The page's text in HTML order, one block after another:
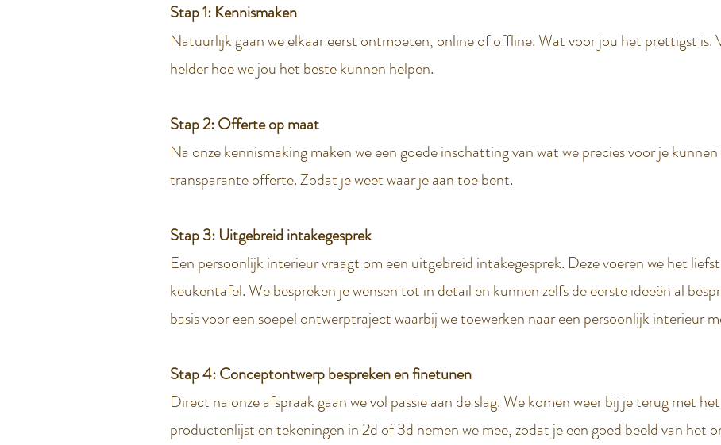
Stap 1: Kennismaken
Natuurlijk gaan we elkaar eerst ontmoeten, online of offline. Wat voor jou het prettigst is.
helder hoe we jou het beste kunnen helpen.
Stap 2: Offerte op maat
Na onze kennismaking maken we een goede inschatting van wat we precies voor je
transparante offerte. Zodat je weet waar je aan toe bent.
Stap 3: Uitgebreid intakegesprek
Een persoonlijk interieur vraagt om een uitgebreid intakegesprek. Deze voeren we het
keukentafel. We bespreken je wensen tot in detail en kunnen zelfs de eerste ideeën al
basis voor een soepel ontwerptraject waarbij we toewerken naar een persoonlijk interieur
Stap 4: Conceptontwerp bespreken en finetunen
Direct na onze afspraak gaan we vol passie aan de slag. We komen weer bij je terug met
productenlijst en tekeningen in 2d of 3d nemen we mee, zodat je een goed beeld van het